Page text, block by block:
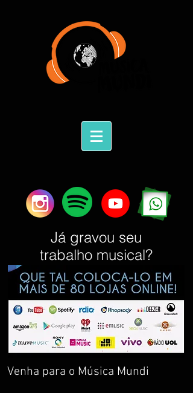
Já gravou seu
trabalho musical?
Venha para o Música Mundi